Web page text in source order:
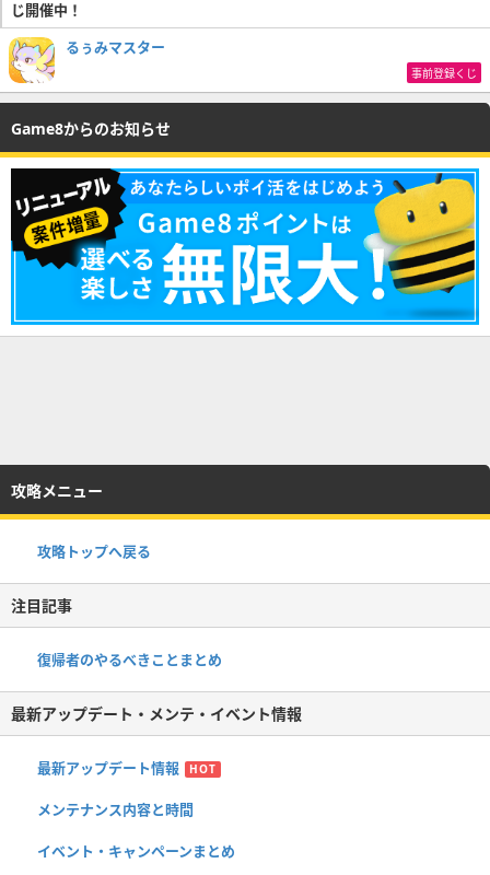
じ開催中！
るぅみマスター
事前登録くじ
Game8からのお知らせ
攻略メニュー
攻略トップへ戻る
注目記事
復帰者のやるべきことまとめ
最新アップデート・メンテ・イベント情報
最新アップデート情報 HOT
メンテナンス内容と時間
イベント・キャンペーンまとめ